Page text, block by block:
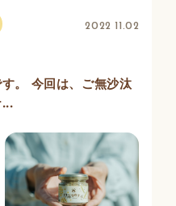
2022 11.02
。 今回は、ご無沙汰